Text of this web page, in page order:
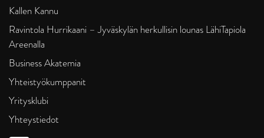
Kallen Kannu
Ravintola Hurrikaani – Jyväskylän herkullisin lounas LähiTapiola
Areenalla
Business Akatemia
Yhteistyökumppanit
Yritysklubi
Yhteystiedot